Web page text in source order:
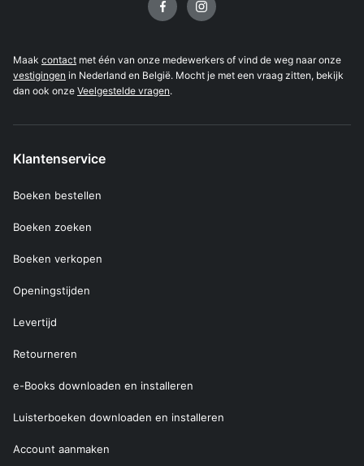
Maak contact met één van onze medewerkers of vind de weg naar onze
vestigingen in Nederland en België. Mocht je met een vraag zitten, bekijk
dan ook onze Veelgestelde vragen.
Klantenservice
Boeken bestellen
Boeken zoeken
Boeken verkopen
Openingstijden
Levertijd
Retourneren
e-Books downloaden en installeren
Luisterboeken downloaden en installeren
Account aanmaken